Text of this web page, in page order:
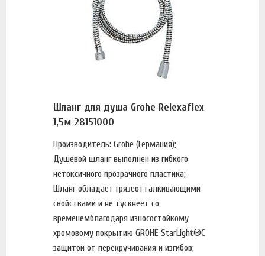
Шланг для душа Grohe Relexaflex
1,5м 28151000
Производитель: Grohe (Германия);
Душевой шланг выполнен из гибкого
нетоксичного прозрачного пластика;
Шланг обладает грязеотталкивающими
свойствами и не тускнеет со
временемблагодаря износостойкому
хромовому покрытию GROHE StarLight®С
защитой от перекручивания и изгибов;